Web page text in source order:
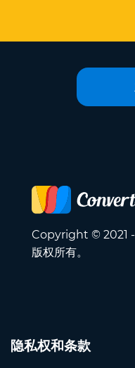
Copyright © 2021
版权所有。
隐私权和条款